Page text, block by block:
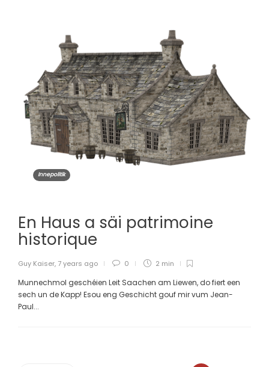
Innepolitik
En Haus a säi patrimoine
historique
Guy Kaiser, 7 years ago 0 2 min
Munnechmol geschéien Leit Saachen am Liewen, do fiert een
sech un de Kapp! Esou eng Geschicht gouf mir vum Jean-
Paul...